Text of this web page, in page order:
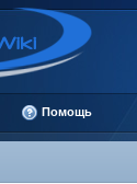
Помощь